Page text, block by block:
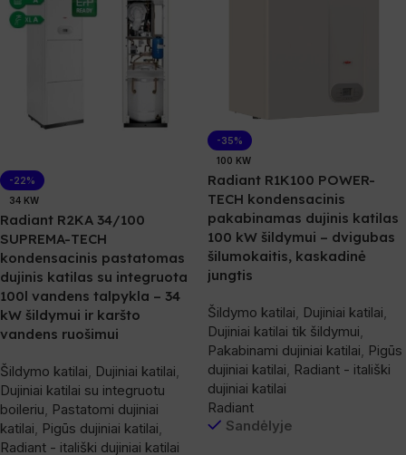
-22%
34 KW
Radiant R2KA 34/100
SUPREMA-TECH
kondensacinis pastatomas
dujinis katilas su integruota
100l vandens talpykla – 34
kW šildymui ir karšto
vandens ruošimui
Šildymo katilai, Dujiniai katilai,
Dujiniai katilai su integruotu
boileriu, Pastatomi dujiniai
katilai, Pigūs dujiniai katilai,
Radiant - itališki dujiniai katilai
-35%
100 KW
Radiant R1K100 POWER-
TECH kondensacinis
pakabinamas dujinis katilas
100 kW šildymui – dvigubas
šilumokaitis, kaskadinė
jungtis
Šildymo katilai, Dujiniai katilai,
Dujiniai katilai tik šildymui,
Pakabinami dujiniai katilai, Pigūs
dujiniai katilai, Radiant - itališki
dujiniai katilai
Radiant
Sandėlyje